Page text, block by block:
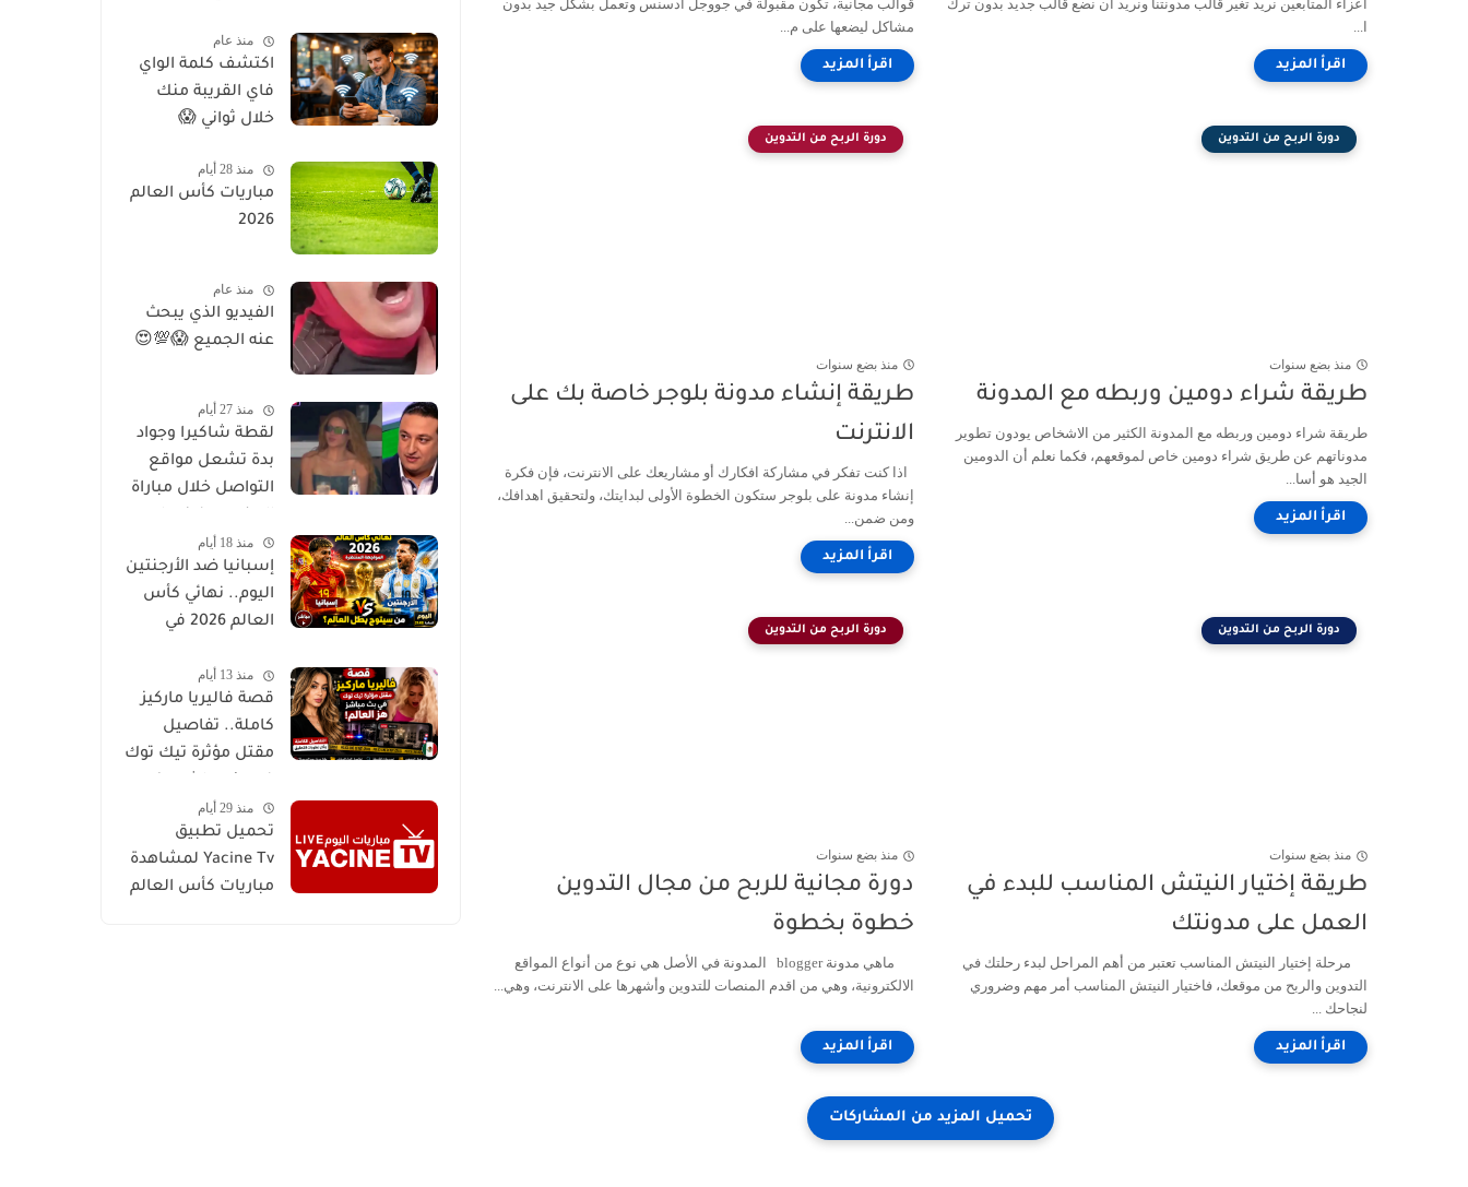
اعزاء المتابعين نريد تغير قالب مدونتنا ونريد أن نضع قالب جديد بدون ترك
ا...
قوالب مجانية، تكون مقبولة في جووجل ادسنس وتعمل بشكل جيد بدون
مشاكل ليضعها على م...
دورة الربح من التدوين
منذ بضع سنوات
طريقة شراء دومين وربطه مع المدونة
طريقة شراء دومين وربطه مع المدونة الكثير من الاشخاص يودون تطوير
مدوناتهم عن طريق شراء دومين خاص لموقعهم، فكما نعلم أن الدومين
الجيد هو أسا...
دورة الربح من التدوين
منذ بضع سنوات
طريقة إنشاء مدونة بلوجر خاصة بك على
الانترنت
اذا كنت تفكر في مشاركة افكارك أو مشاريعك على الانترنت، فإن فكرة
إنشاء مدونة على بلوجر ستكون الخطوة الأولى لبدايتك، ولتحقيق اهدافك،
ومن ضمن...
دورة الربح من التدوين
منذ بضع سنوات
طريقة إختيار النيتش المناسب للبدء في
العمل على مدونتك
مرحلة إختيار النيتش المناسب تعتبر من أهم المراحل لبدء رحلتك في
التدوين والربح من موقعك، فاختيار النيتش المناسب أمر مهم وضروري
لنجاحك ...
دورة الربح من التدوين
منذ بضع سنوات
دورة مجانية للربح من مجال التدوين
خطوة بخطوة
ماهي مدونة blogger المدونة في الأصل هي نوع من أنواع المواقع
الالكترونية، وهي من اقدم المنصات للتدوين وأشهرها على الانترنت، وهي...
منذ عام
اكتشف كلمة الواي
فاي القريبة منك
خلال ثواني 😱
منذ 28 أيام
مباريات كأس العالم
2026
منذ عام
الفيديو الذي يبحث
عنه الجميع 😱💯😍
منذ 27 أيام
لقطة شاكيرا وجواد
بدة تشعل مواقع
التواصل خلال مباراة
ماذا حدث؟
منذ 18 أيام
إسبانيا ضد الأرجنتين
اليوم.. نهائي كأس
العالم 2026 في
لحسم بطل العالم
منذ 13 أيام
قصة فاليريا ماركيز
كاملة.. تفاصيل
مقتل مؤثرة تيك توك
العالم
منذ 29 أيام
تحميل تطبيق
Yacine Tv لمشاهدة
مباريات كأس العالم